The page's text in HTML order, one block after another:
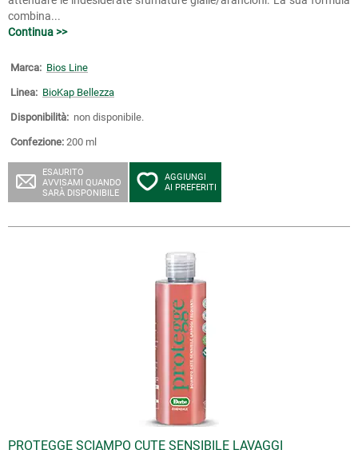
combina...
Continua >>
Marca: Bios Line
Linea: BioKap Bellezza
Disponibilità: non disponibile.
Confezione: 200 ml
ESAURITO
AVVISAMI QUANDO
SARÀ DISPONIBILE
AGGIUNGI
AI PREFERITI
PROTEGGE SCIAMPO CUTE SENSIBILE LAVAGGI